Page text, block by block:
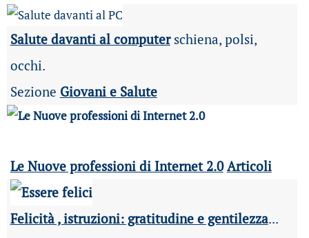
Salute davanti al computerschiena, polsi,
occhi.
Sezione Giovani e Salute
Le Nuove professioni di Internet 2.0 Articoli
Felicità , istruzioni: gratitudine e gentilezza...